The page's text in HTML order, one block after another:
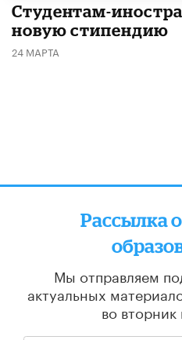
Студентам-
новую стипендию
24 МАРТА
Рассылка
Мы отправляем
актуальных
во